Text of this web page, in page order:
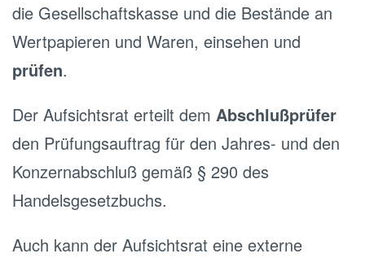
die Gesellschaftskasse und die Bestände an
Wertpapieren und Waren, einsehen und
prüfen.
Der Aufsichtsrat erteilt dem Abschlußprüfer
den Prüfungsauftrag für den Jahres- und den
Konzernabschluß gemäß § 290 des
Handelsgesetzbuchs.
Auch kann der Aufsichtsrat eine externe